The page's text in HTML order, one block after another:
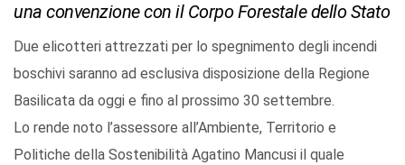
una convenzione con il Corpo Forestale dello Stato
Due elicotteri attrezzati per lo spegnimento degli incendi
boschivi saranno ad esclusiva disposizione della Regione
Basilicata da oggi e fino al prossimo 30 settembre.
Lo rende noto l’assessore all’Ambiente, Territorio e
Politiche della Sostenibilità Agatino Mancusi il quale